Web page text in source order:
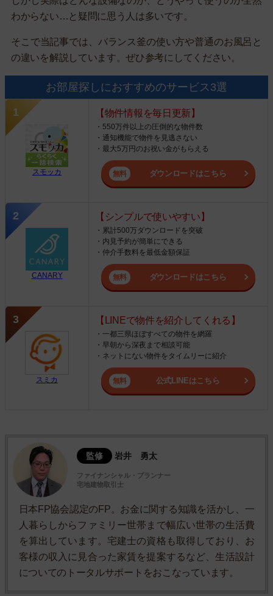
わからない…と疑問に思う人は多いです。
そこで当記事では、バランス釜の使い方や普通のお風呂と
の違いを解説しています。ぜひ参考にしてください。
お部屋探しにおすすめのサービス3選
スモッカ
【物件情報を毎日更新】
・550万件以上の圧倒的な物件数
・通知機能で物件を見逃さない
・最大5万円のお祝い金がもらえる
ダウンロードはこちら
CANARY
【シンプルで使いやすい】
・累計500万ダウンロードを突破
・内見予約が簡単にできる
・仲介手数料を最低金額保証
ダウンロードはこちら
スミカ
【LINEで物件を紹介してくれる】
・一都三県ほぼすべての物件を網羅
・早朝から深夜まで相談可能
・ネットにない物件をタイムリーに紹介
公式LINEはこちら
監修 岩井 勇太
ファイナンシャル・プランナー
宅地建物取引士
日本FP協会認定のFP。お金に関する知識を活かし、一
人暮らしからファミリー世帯まで幅広い世帯の生活費
を算出しています。宅建士の資格も取得しており、お
客様の収入に見合った家賃を提案するなど、生活設計
についてのトータルサポートをおこなっています。